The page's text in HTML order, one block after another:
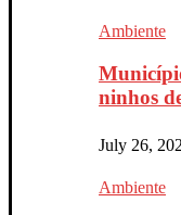
Ambiente
ninhos
July 26,
Ambiente